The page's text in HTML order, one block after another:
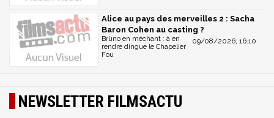
Alice au pays des merveilles 2 : Sacha
Baron Cohen au casting ?
09/08/2026, 16:10
Brüno en méchant : à en
rendre dingue le Chapelier
Fou
NEWSLETTER FILMSACTU